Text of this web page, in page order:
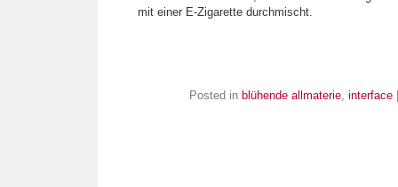
mit einer E-Zigarette durchmischt.
Posted in blühende allmaterie interface